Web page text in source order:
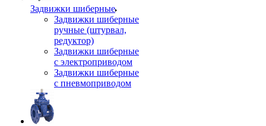
Задвижки шиберные
Задвижки шиберные
ручные (штурвал,
редуктор)
Задвижки шиберные
с электроприводом
Задвижки шиберные
с пневмоприводом